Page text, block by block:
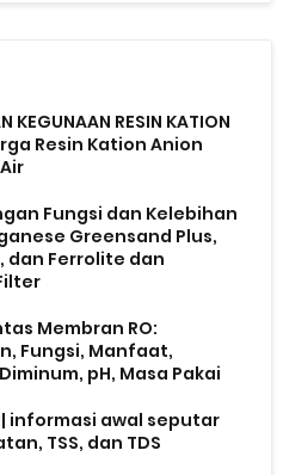
KEGUNAAN RESIN KATION
Resin Kation Anion
Fungsi dan Kelebihan
Greensand Plus,
dan Ferrolite dan
Membran RO:
Fungsi, Manfaat,
pH, Masa Pakai
informasi awal seputar
TSS, dan TDS